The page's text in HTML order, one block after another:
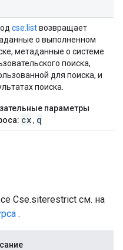
cse.listвозвращает
о выполненном
метаданные о системе
поиска,
для поиска, и
поиска.
параметры
cx, q
Cse.siterestrict см. на
.